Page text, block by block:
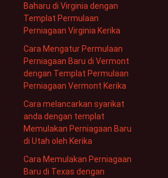
Baharu di Virginia dengan
Templat Permulaan
Perniagaan Virginia Kerika
Cara Mengatur Permulaan
Perniagaan Baru di Vermont
dengan Templat Permulaan
Perniagaan Vermont Kerika
Cara melancarkan syarikat
anda dengan templat
Memulakan Perniagaan Baru
di Utah oleh Kerika
Cara Memulakan Perniagaan
Baru di Texas dengan